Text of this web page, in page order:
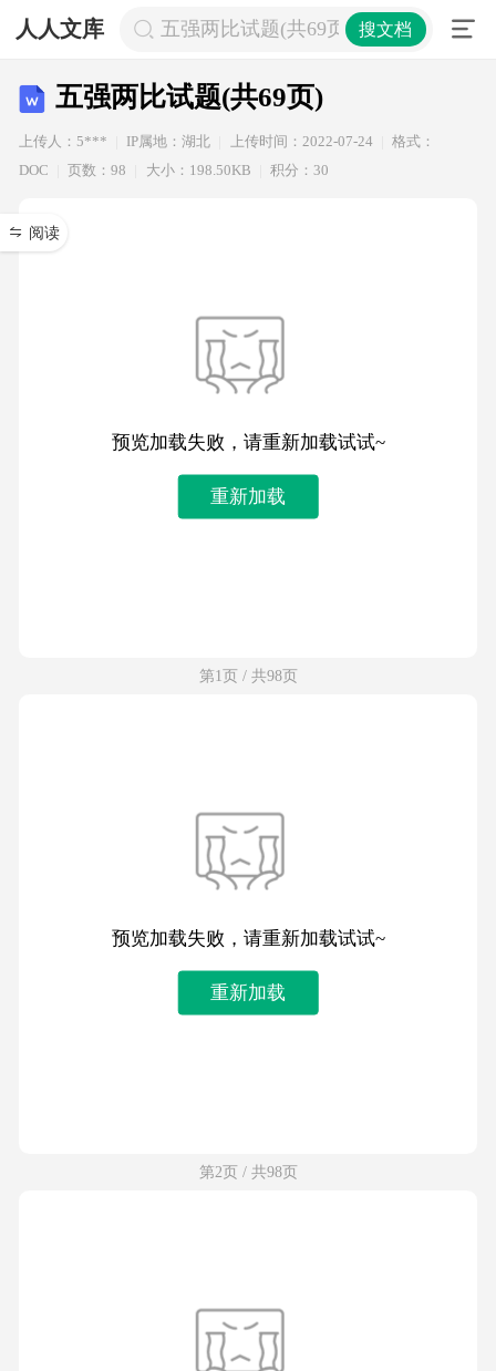
人人文库 五强两比试题(共69页) 搜文档
五强两比试题(共69页)
上传人：5*** IP属地：湖北 上传时间：2022-07-24
格式：
DOC
页数：98 大小：198.50KB 积分：30
阅读
预览加载失败，请重新加载试试~
重新加载
第1页 / 共98页
预览加载失败，请重新加载试试~
重新加载
第2页 / 共98页